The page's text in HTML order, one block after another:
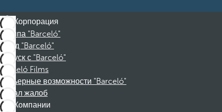
Корпорация
Группа "Barceló"
Фонд "Barceló"
Отпуск с "Barceló"
Barceló Films
Карьерные возможности "Barceló"
Канал жалоб
Компании